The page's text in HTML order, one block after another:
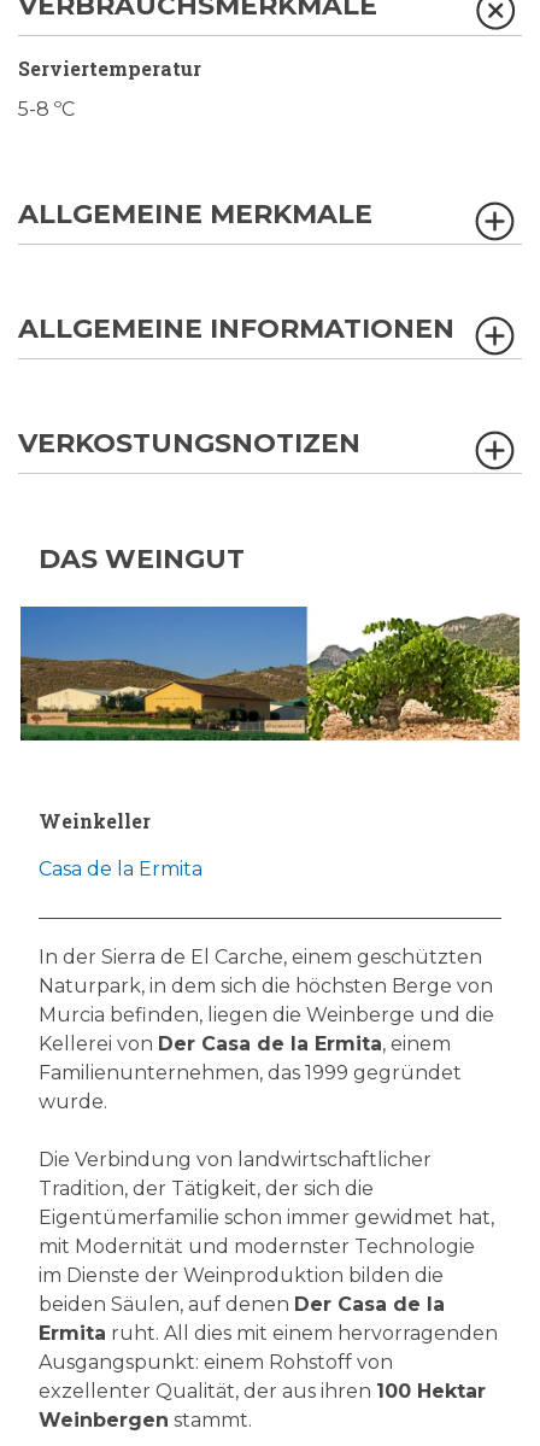
Serviertemperatur
5-8 ºC
ALLGEMEINE MERKMALE
ALLGEMEINE INFORMATIONEN
VERKOSTUNGSNOTIZEN
DAS WEINGUT
Weinkeller
Casa de la Ermita
In der Sierra de El Carche, einem geschützten
Naturpark, in dem sich die höchsten Berge von
Murcia befinden, liegen die Weinberge und die
Kellerei von Der Casa de la Ermita, einem
Familienunternehmen, das 1999 gegründet
wurde.
Die Verbindung von landwirtschaftlicher
Tradition, der Tätigkeit, der sich die
Eigentümerfamilie schon immer gewidmet hat,
mit Modernität und modernster Technologie
im Dienste der Weinproduktion bilden die
beiden Säulen, auf denen Der Casa de la
Ermita ruht. All dies mit einem hervorragenden
Ausgangspunkt: einem Rohstoff von
exzellenter Qualität, der aus ihren 100 Hektar
Weinbergen stammt.